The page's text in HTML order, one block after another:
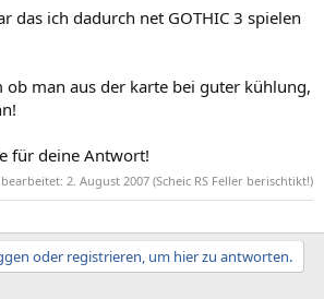
das ich dadurch net GOTHIC 3 spielen
man aus der karte bei guter kühlung,
für deine Antwort!
2. August 2007 (Scheic RS Feller berischtikt!)
oder registrieren, um hier zu antworten.